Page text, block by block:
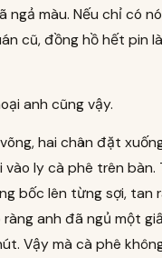
ngả màu. Nếu chỉ có
cũ, đồng hồ hết pin
anh cũng vậy.
hai chân đặt
vào ly cà phê trên bàn.
bốc lên từng sợi, tan
ràng anh đã ngủ một
Vậy mà cà phê